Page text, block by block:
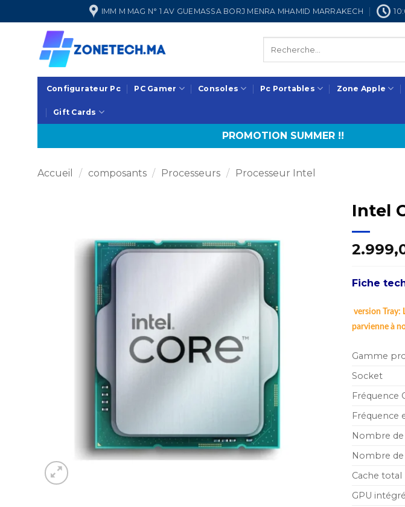
au
IMM M MAG N° 1 AV GUEMASSA BORJ MENRA MHAMID MARRAKECH
Configurateur Pc PC Gamer Consoles Pc Portables Zone Apple
Gift Cards
PROMOTION SUMMER !!
Accueil / composants / Processeurs / Processeur Intel
Intel
Fiche
version Tray:
parvienne à
Gamme
Socket
Fréquence
Fréquence
Nombre
Nombre
Cache total
GPU